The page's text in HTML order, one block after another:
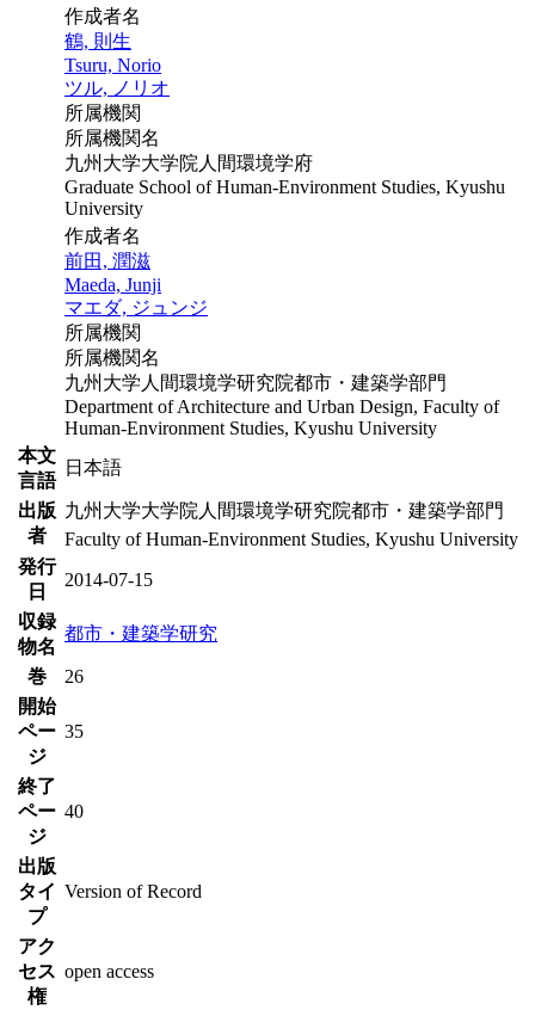
作成者名
鶴, 則生
Tsuru, Norio
ツル, ノリオ
所属機関
所属機関名
九州大学大学院人間環境学府
Graduate School of Human-Environment Studies, Kyushu
University
作成者名
前田, 潤滋
Maeda, Junji
マエダ, ジュンジ
所属機関
所属機関名
九州大学人間環境学研究院都市・建築学部門
Department of Architecture and Urban Design, Faculty of
Human-Environment Studies, Kyushu University
本文
言語
日本語
出版
者
九州大学大学院人間環境学研究院都市・建築学部門
Faculty of Human-Environment Studies, Kyushu University
発行
日
2014-07-15
収録
物名
都市・建築学研究
巻
26
開始
ペー
ジ
35
終了
ペー
ジ
40
出版
タイ
プ
Version of Record
アク
セス
権
open access